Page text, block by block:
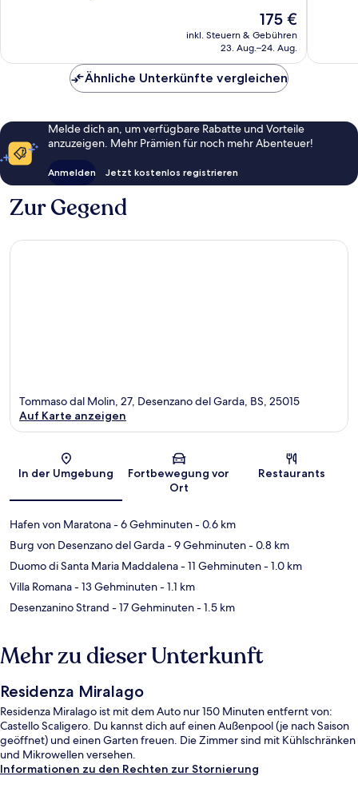
Der
Preis
beträgt
175 €
inkl. Steuern & Gebühren
23. Aug.–24. Aug.
Ähnliche Unterkünfte vergleichen
Melde dich an, um verfügbare Rabatte und Vorteile
anzuzeigen. Mehr Prämien für noch mehr Abenteuer!
Anmelden Jetzt kostenlos registrieren
Zur Gegend
Karte
Tommaso dal Molin, 27, Desenzano del Garda, BS, 25015
Auf Karte anzeigen
In der Umgebung
Fortbewegung vor
Ort
Restaurants
Hafen von Maratona- 6 Gehminuten- 0.6 km
Burg von Desenzano del Garda- 9 Gehminuten- 0.8 km
Duomo di Santa Maria Maddalena- 11 Gehminuten- 1.0 km
Villa Romana- 13 Gehminuten- 1.1 km
Desenzanino Strand - 17 Gehminuten- 1.5 km
Mehr zu dieser Unterkunft
Residenza Miralago
Residenza Miralago ist mit dem Auto nur 150 Minuten entfernt von:
Castello Scaligero. Du kannst dich auf einen Außenpool (je nach Saison
geöffnet) und einen Garten freuen. Die Zimmer sind mit Kühlschränken
und Mikrowellen versehen.
Informationen zu den Rechten zur Stornierung